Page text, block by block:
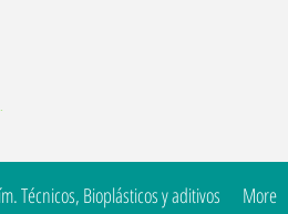
Técnicos, Bioplásticos y aditivos More